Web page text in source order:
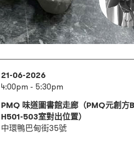
21-06-2026
4:00pm - 5:30pm
PMQ 味道圖書館走廊（PMQ元創方
H501-503室對出位置）
中環鴨巴甸街35號